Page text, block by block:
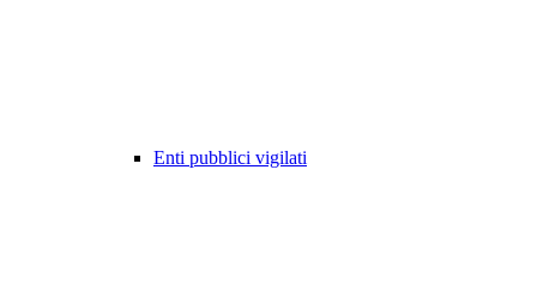
Enti pubblici vigilati